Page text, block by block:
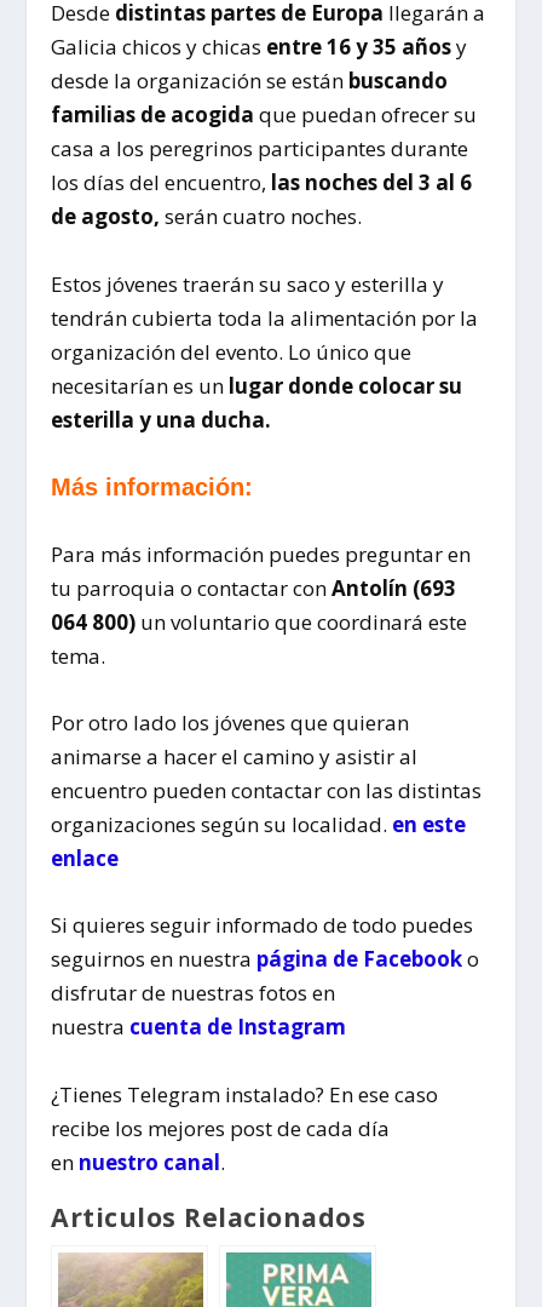
Desde distintas partes de Europa llegarán a
Galicia chicos y chicas entre 16 y 35 añosy
desde la organización se están buscando
familias de acogida que puedan ofrecer su
casa a los peregrinos participantes durante
los días del encuentro, las noches del 3 al 6
de agosto, serán cuatro noches.
Estos jóvenes traerán su saco y esterilla y
tendrán cubierta toda la alimentación por la
organización del evento. Lo único que
necesitarían es un lugar donde colocar su
esterilla y una ducha.
Más información:
Para más información puedes preguntar en
tu parroquia o contactar conAntolín (693
064 800) un voluntario que coordinará este
tema.
Por otro lado los jóvenes que quieran
animarse a hacer el camino y asistir al
encuentro pueden contactar con las distintas
organizaciones según su localidad. en este
enlace
Si quieres seguir informado de todo puedes
seguirnos en nuestra página de Facebooko
disfrutar de nuestras fotos en
nuestra cuenta de Instagram
¿Tienes Telegram instalado? En ese caso
recibe los mejores post de cada día
en nuestro canal.
Articulos Relacionados